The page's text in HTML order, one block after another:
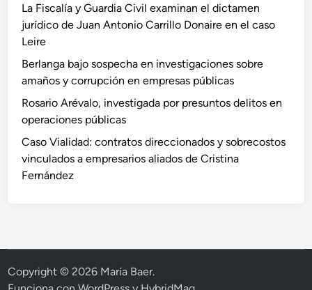
La Fiscalía y Guardia Civil examinan el dictamen
jurídico de Juan Antonio Carrillo Donaire en el caso
Leire
Berlanga bajo sospecha en investigaciones sobre
amaños y corrupción en empresas públicas
Rosario Arévalo, investigada por presuntos delitos en
operaciones públicas
Caso Vialidad: contratos direccionados y sobrecostos
vinculados a empresarios aliados de Cristina
Fernández
Copyright © 2026 María Baer.